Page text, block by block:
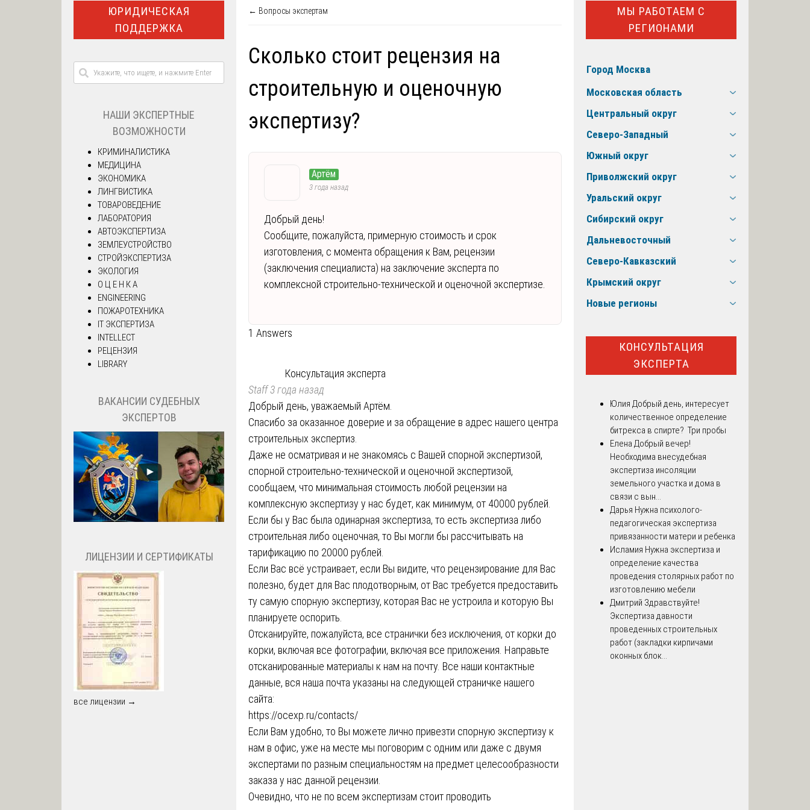
← Вопросы экспертам
Сколько стоит рецензия на
строительную и оценочную
экспертизу?
Артём
3 года назад
Добрый день!
Сообщите, пожалуйста, примерную стоимость и срок
изготовления, с момента обращения к Вам, рецензии
(заключения специалиста) на заключение эксперта по
комплексной строительно-технической и оценочной экспертизе.
1 Answers
Консультация эксперта
Staff3 года назад
Добрый день, уважаемый Артём.
Спасибо за оказанное доверие и за обращение в адрес нашего центра
строительных экспертиз.
Даже не осматривая и не знакомясь с Вашей спорной экспертизой,
спорной строительно-технической и оценочной экспертизой,
сообщаем, что минимальная стоимость любой рецензии на
комплексную экспертизу у нас будет, как минимум, от 40000 рублей.
Если бы у Вас была одинарная экспертиза, то есть экспертиза либо
строительная либо оценочная, то Вы могли бы рассчитывать на
тарификацию по 20000 рублей.
Если Вас всё устраивает, если Вы видите, что рецензирование для Вас
полезно, будет для Вас плодотворным, от Вас требуется предоставить
ту самую спорную экспертизу, которая Вас не устроила и которую Вы
планируете оспорить.
Отсканируйте, пожалуйста, все странички без исключения, от корки до
корки, включая все фотографии, включая все приложения. Направьте
отсканированные материалы к нам на почту. Все наши контактные
данные, вся наша почта указаны на следующей страничке нашего
сайта:
https://ocexp.ru/contacts/
Если Вам удобно, то Вы можете лично привезти спорную экспертизу к
нам в офис, уже на месте мы поговорим с одним или даже с двумя
экспертами по разным специальностям на предмет целесообразности
заказа у нас данной рецензии.
Очевидно, что не по всем экспертизам стоит проводить
ЮРИДИЧЕСКАЯ
ПОДДЕРЖКА
НАШИ ЭКСПЕРТНЫЕ
ВОЗМОЖНОСТИ
КРИМИНАЛИСТИКА
МЕДИЦИНА
ЭКОНОМИКА
ЛИНГВИСТИКА
ТОВАРОВЕДЕНИЕ
ЛАБОРАТОРИЯ
АВТОЭКСПЕРТИЗА
ЗЕМЛЕУСТРОЙСТВО
СТРОЙЭКСПЕРТИЗА
ЭКОЛОГИЯ
О Ц Е Н К А
ENGINEERING
ПОЖАРОТЕХНИКА
IT ЭКСПЕРТИЗА
INTELLECT
РЕЦЕНЗИЯ
LIBRARY
ВАКАНСИИ СУДЕБНЫХ
ЭКСПЕРТОВ
ЛИЦЕНЗИИ И СЕРТИФИКАТЫ
все лицензии →
МЫ РАБОТАЕМ С
РЕГИОНАМИ
Город Москва
Московская область
Центральный округ
Северо-Западный
Южный округ
Приволжский округ
Уральский округ
Сибирский округ
Дальневосточный
Северо-Кавказский
Крымский округ
Новые регионы
КОНСУЛЬТАЦИЯ
ЭКСПЕРТА
Юлия Добрый день, интересует
количественное определение
битрекса в спирте? Три пробы
Елена Добрый вечер!
Необходима внесудебная
экспертиза инсоляции
земельного участка и дома в
связи с вын...
Дарья Нужна психолого-
педагогическая экспертиза
привязанности матери и ребенка
Исламия Нужна экспертиза и
определение качества
проведения столярных работ по
изготовлению мебели
Дмитрий Здравствуйте!
Экспертиза давности
проведенных строительных
работ (закладки кирпичами
оконных блок...